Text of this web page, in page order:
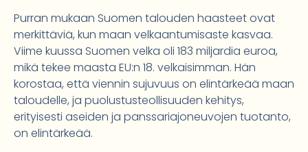
Purran mukaan Suomen talouden haasteet ovat
merkittäviä, kun maan velkaantumisaste kasvaa.
Viime kuussa Suomen velka oli 183 miljardia euroa,
mikä tekee maasta EU:n 18. velkaisimman. Hän
korostaa, että viennin sujuvuus on elintärkeää maan
taloudelle, ja puolustusteollisuuden kehitys,
erityisesti aseiden ja panssariajoneuvojen tuotanto,
on elintärkeää.